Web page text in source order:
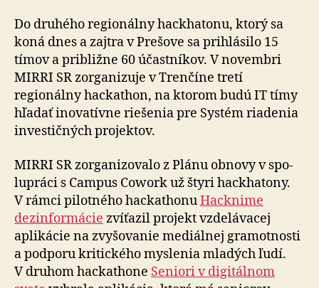
Do druhého regionálny hackhatonu, ktorý sa
koná dnes a zajtra v Prešove sa prihlásilo 15
tímov a pri­bliž­ne 60 účastníkov. V no­vem­bri
MIRRI SR zorga­ni­zuje v Trenčíne tretí
regionálny hackathon, na ktorom budú IT tímy
hľadať inovatívne riešenia pre Systém riadenia
investičných projektov.
MIRRI SR zorganizovalo z Plánu obnovy v spo­
lu­práci s Campus Cowork už štyri hackhatony.
V rámci pilotného hackathonuHacknime
dezinformácie zvíťazil projekt vzdelávacej
aplikácie na zvyšovanie mediálnej gramotnosti
a podporu kritického myslenia mladých ľudí.
V druhom hackathone Seniori v digitálnom